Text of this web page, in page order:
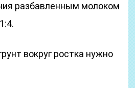
разбавленным молоком
вокруг ростка нужно